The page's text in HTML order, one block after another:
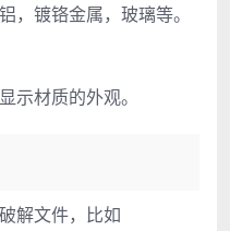
，镀铬金属，玻璃等。
示材质的外观。
解文件，比如